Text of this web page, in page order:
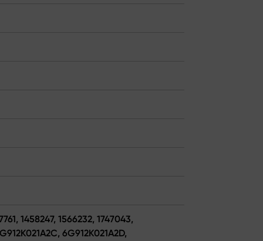
1458247, 1566232, 1747043,
6G912K021A2D,